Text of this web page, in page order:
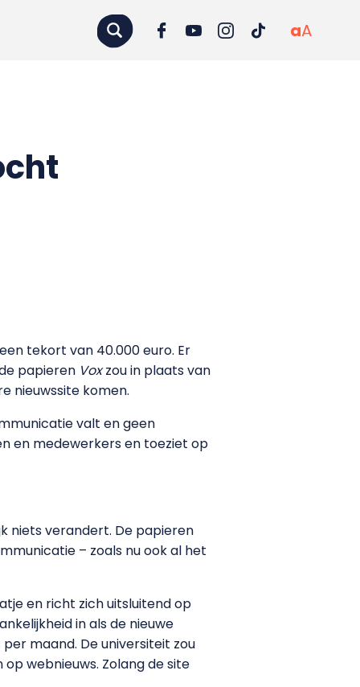
aA
tekort van 40.000 euro. Er
papieren Voxzou in plaats van
nieuwssite komen.
valt en geen
en medewerkers en toeziet op
niets verandert. De papieren
– zoals nu ook al het
en richt zich uitsluitend op
in als de nieuwe
maand. De universiteit zou
webnieuws. Zolang de site